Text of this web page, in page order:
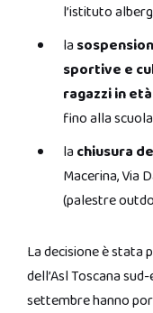
l’istituto
la
sportive e
ragazzi in
fino alla
la chiusura
Macerina, Via
(palestre
La decisione è stata
dell’Asl Toscana
settembre hanno